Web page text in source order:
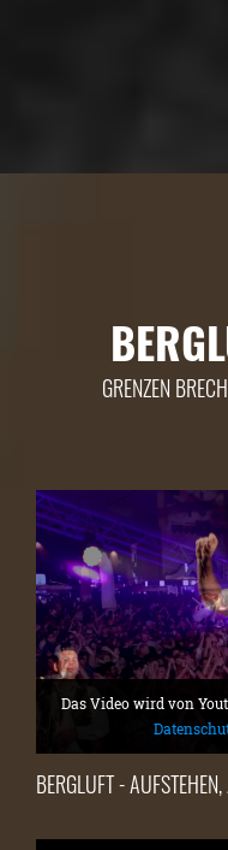
GRENZEN
Das Video wird von
BERGLUFT -